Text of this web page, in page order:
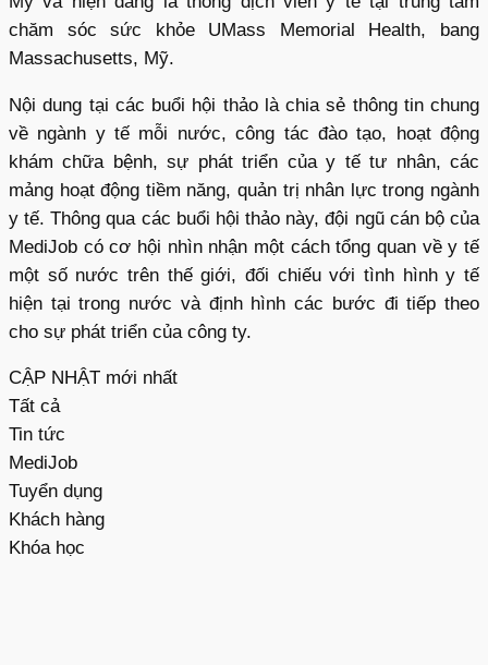
chăm sóc sức khỏe UMass Memorial Health, bang
Massachusetts, Mỹ.
Nội dung tại các buổi hội thảo là chia sẻ thông tin chung
về ngành y tế mỗi nước, công tác đào tạo, hoạt động
khám chữa bệnh, sự phát triển của y tế tư nhân, các
mảng hoạt động tiềm năng, quản trị nhân lực trong ngành
y tế. Thông qua các buổi hội thảo này, đội ngũ cán bộ của
MediJob có cơ hội nhìn nhận một cách tổng quan về y tế
một số nước trên thế giới, đối chiếu với tình hình y tế
hiện tại trong nước và định hình các bước đi tiếp theo
cho sự phát triển của công ty.
CẬP NHẬT mới nhất
Tất cả
Tin tức
MediJob
Tuyển dụng
Khách hàng
Khóa học